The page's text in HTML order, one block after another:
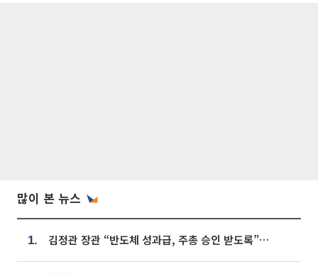
많이 본 뉴스
1. 김정관 장관 “반도체 성과급, 주총 승인 받도록”…상법·자본시장법 개정 시사